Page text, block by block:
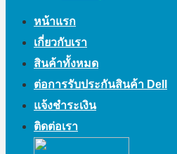
หน้าแรก
เกี่ยวกับเรา
สินค้าทั้งหมด
ต่อการรับประกันสินค้า Dell
แจ้งชำระเงิน
ติดต่อเรา